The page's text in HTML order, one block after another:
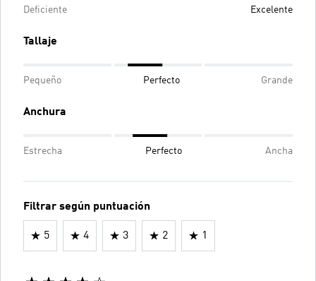
Deficiente Excelente
Tallaje
Pequeño Perfecto Grande
Anchura
Estrecha Perfecto Ancha
Filtrar según puntuación
5 4 3 2 1